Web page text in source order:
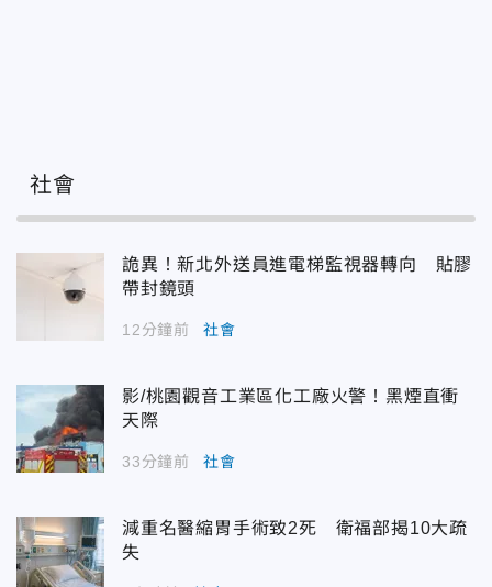
社會
詭異！新北外送員進電梯監視器轉向 貼膠
帶封鏡頭
12分鐘前 社會
影/桃園觀音工業區化工廠火警！黑煙直衝
天際
33分鐘前 社會
減重名醫縮胃手術致2死 衛福部揭10大疏
失